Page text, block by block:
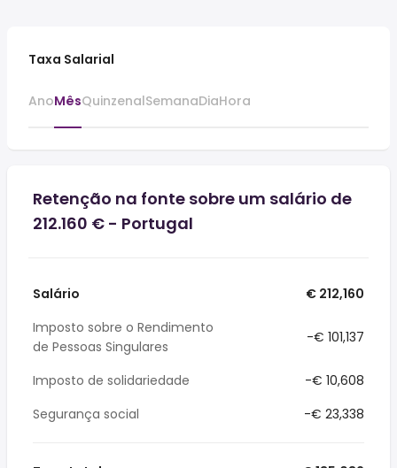
Taxa Salarial
AnoMêsQuinzenalSemanaDiaHora
Retenção na fonte sobre um salário de
212.160 € - Portugal
Salário
€ 212,160
Imposto sobre o Rendimento
de Pessoas Singulares
-€ 101,137
Imposto de solidariedade
-€ 10,608
Segurança social
-€ 23,338